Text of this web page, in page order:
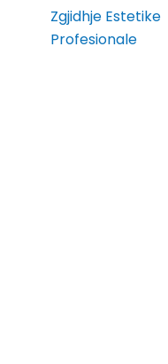
Zgjidhje Estetike
Profesionale